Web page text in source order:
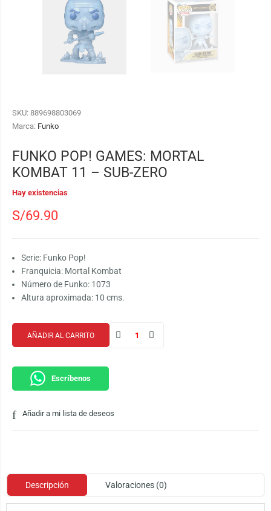
SKU: 889698803069
Marca: Funko
FUNKO POP! GAMES: MORTAL
KOMBAT 11 – SUB-ZERO
Hay existencias
S/69.90
Serie: Funko Pop!
Franquicia: Mortal Kombat
Número de Funko: 1073
Altura aproximada: 10 cms.
AÑADIR AL CARRITO
Escríbenos
Añadir a mi lista de deseos
Descripción Valoraciones (0)